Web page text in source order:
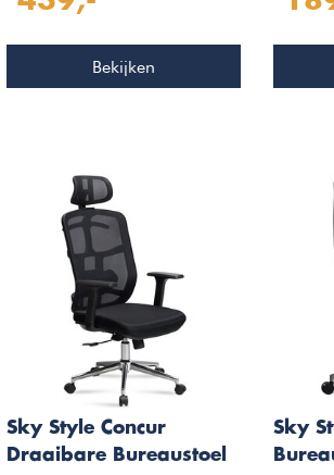
Bekijken
Sky Style Concur
Draaibare Bureaustoel
Sky